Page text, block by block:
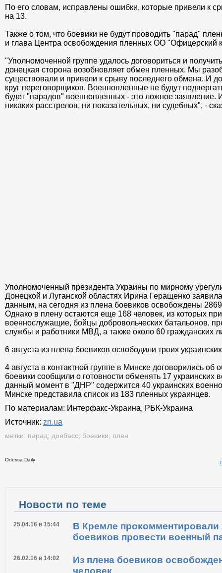
По его словам, исправлены ошибки, которые привели к
на 13.
Также о том, что боевики не будут проводить "парад"
и глава Центра освобождения пленных ОО "Офицерский
"Уполномоченной группе удалось договориться и
донецкая сторона возобновляет обмен пленных. Мы
существовали и привели к срыву последнего обмена. И
круг переговорщиков. Военнопленные не будут
будет "парадов" военнопленных - это ложное заявление.
никаких расстрелов, ни показательных, ни судебных", -
Уполномоченный президента Украины по мирному
Донецкой и Луганской областях Ирина Геращенко
данным, на сегодня из плена боевиков освобождены
Однако в плену остаются еще 168 человек, из которых
военнослужащие, бойцы добровольческих батальонов,
службы и работники МВД, а также около 60 гражданских
6 августа из плена боевиков освободили троих
4 августа в контактной группе в Минске договорились
боевики сообщили о готовности обменять 17 украинских
данный момент в "ДНР" содержится 40 украинских
Минске представила список из 183 пленных украинцев.
По материалам: Интерфакс-Украина, РБК-Украина
Источник: zn.ua
метки: парад; донбасс; боевики; плен
Odessa Daily
Новости по теме
25.04.16 в 15:44
В Кремле прокомментировали
боевиков провести военный